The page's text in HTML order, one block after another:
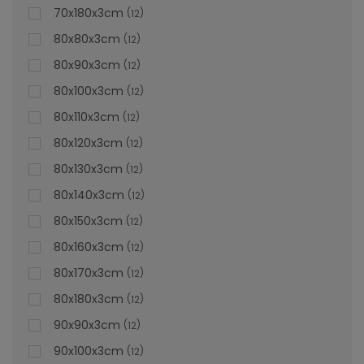
Cădiță De Duș Dalia, Crem, Cu Sifon Inclus
Vă prezentăm cădița de duș Dalia crem, care este
70x180x3cm 12
80x80x3cm 12
80x90x3cm 12
80x100x3cm 12
80x110x3cm 12
80x120x3cm 12
80x130x3cm 12
80x140x3cm 12
80x150x3cm 12
80x160x3cm 12
80x170x3cm 12
80x180x3cm 12
90x90x3cm 12
90x100x3cm 12